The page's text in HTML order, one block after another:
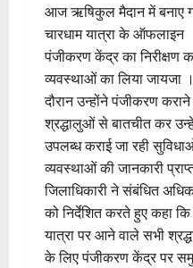
आज ऋषिकुल मैदान में बनाए
चारधाम यात्रा के ऑफलाइन
पंजीकरण केंद्र का निरीक्षण
व्यवस्थाओं का लिया जायजा
दौरान उन्होंने पंजीकरण
श्रद्धालुओं से बातचीत कर
उपलब्ध कराई जा रही
व्यवस्थाओं की जानकारी
जिलाधिकारी ने संबंधित
को निर्देशित करते हुए कहा कि
यात्रा पर आने वाले सभी
के लिए पंजीकरण केंद्र पर